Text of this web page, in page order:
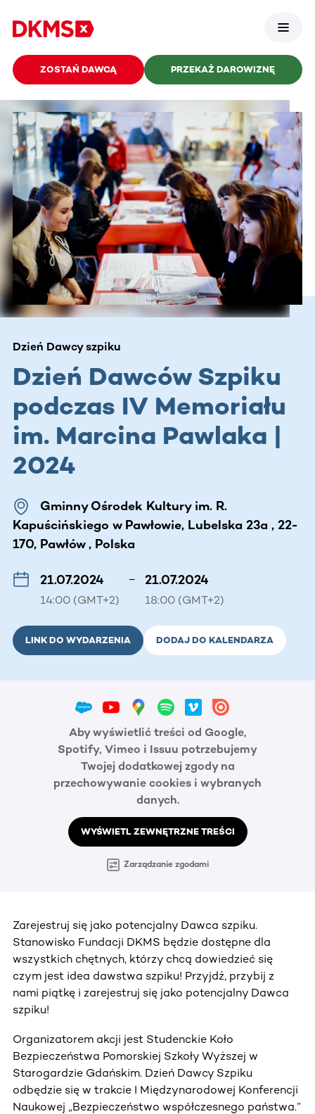
ZOSTAŃ DAWCĄ PRZEKAŻ DAROWIZNĘ
Dzień Dawcy szpiku
Dzień Dawców Szpiku
podczas IV Memoriału
im. Marcina Pawlaka |
2024
Gminny Ośrodek Kultury im. R.
Kapuścińskiego w Pawłowie, Lubelska 23a , 22-
170, Pawłów , Polska
21.07.2024
14:00 (GMT+2)
– 21.07.2024
18:00 (GMT+2)
LINK DO WYDARZENIA DODAJ DO KALENDARZA
Aby wyświetlić treści od Google,
Spotify, Vimeo i Issuu potrzebujemy
Twojej dodatkowej zgody na
przechowywanie cookies i wybranych
danych.
WYŚWIETL ZEWNĘTRZNE TREŚCI
Zarządzanie zgodami
Zarejestruj się jako potencjalny Dawca szpiku.
Stanowisko Fundacji DKMS będzie dostępne dla
wszystkich chętnych, którzy chcą dowiedzieć się
czym jest idea dawstwa szpiku! Przyjdź, przybij z
nami piątkę i zarejestruj się jako potencjalny Dawca
szpiku!
Organizatorem akcji jest Studenckie Koło
Bezpieczeństwa Pomorskiej Szkoły Wyższej w
Starogardzie Gdańskim. Dzień Dawcy Szpiku
odbędzie się w trakcie I Międzynarodowej Konferencji
Naukowej „Bezpieczeństwo współczesnego państwa.”